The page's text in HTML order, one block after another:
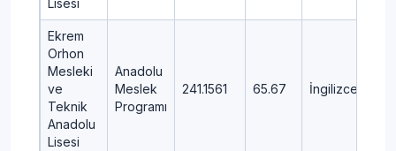
Lisesi
Ekrem
Orhon
Mesleki
ve
Teknik
Anadolu
Lisesi
Anadolu
Meslek
Programı
241.1561 65.67 İngilizce